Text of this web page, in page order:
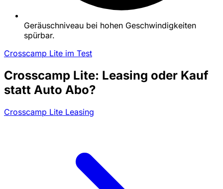
Geräuschniveau bei hohen Geschwindigkeiten
spürbar.
Crosscamp Lite im Test
Crosscamp Lite: Leasing oder Kauf
statt Auto Abo?
Crosscamp Lite Leasing